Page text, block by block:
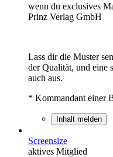
wenn du exclusives
Prinz Verlag GmbH
Lass dir die Muster
der Qualität, und eine
auch aus.
* Kommandant einer
Inhalt melden
Screensize
aktives Mitglied